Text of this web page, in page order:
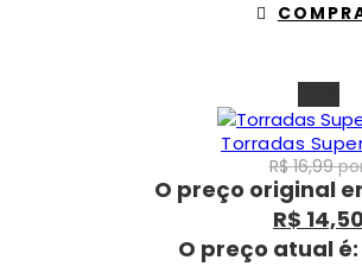
Torradas
R$16,99
O preço original
R$
O preço atual é: